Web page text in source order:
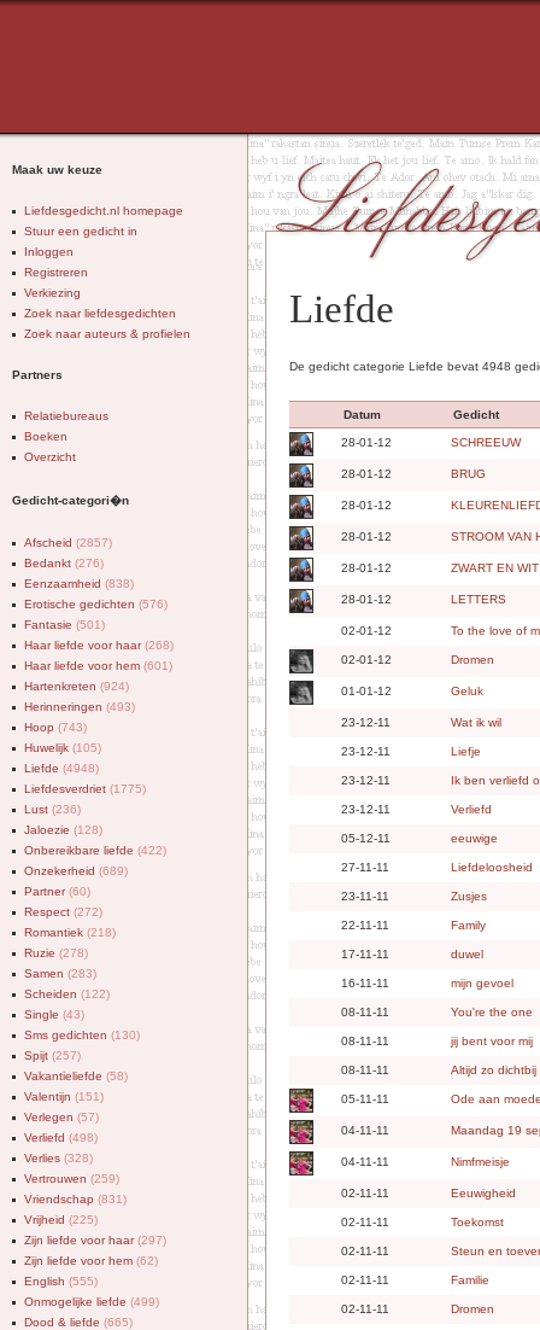
Liefde
De gedicht categorie Liefde bevat 4948
Datum Gedicht
28-01-12 SCHREEUW
28-01-12 BRUG
28-01-12
28-01-12 STROOM VAN
28-01-12 ZWART EN WIT
28-01-12 LETTERS
02-01-12 To the love of
02-01-12 Dromen
01-01-12 Geluk
23-12-11 Wat ik wil
23-12-11 Liefje
23-12-11 Ik ben verliefd
23-12-11 Verliefd
05-12-11 eeuwige
27-11-11 Liefdeloosheid
23-11-11 Zusjes
22-11-11 Family
17-11-11 duwel
16-11-11 mijn gevoel
08-11-11 You're the one
08-11-11 jij bent voor mij
08-11-11 Altijd zo dichtbij
05-11-11 Ode aan
04-11-11 Maandag 19
04-11-11 Nimfmeisje
02-11-11 Eeuwigheid
02-11-11 Toekomst
02-11-11 Steun en
02-11-11 Familie
02-11-11 Dromen
Maak uw keuze
Liefdesgedicht.nl homepage
Stuur een gedicht in
Inloggen
Registreren
Verkiezing
Zoek naar liefdesgedichten
Zoek naar auteurs & profielen
Partners
Relatiebureaus
Boeken
Overzicht
Gedicht-categori�n
Afscheid (2857)
Bedankt (276)
Eenzaamheid (838)
Erotische gedichten (576)
Fantasie (501)
Haar liefde voor haar(268)
Haar liefde voor hem (601)
Hartenkreten (924)
Herinneringen (493)
Hoop (743)
Huwelijk (105)
Liefde (4948)
Liefdesverdriet (1775)
Lust (236)
Jaloezie (128)
Onbereikbare liefde (422)
Onzekerheid (689)
Partner(60)
Respect (272)
Romantiek (218)
Ruzie (278)
Samen (283)
Scheiden (122)
Single (43)
Sms gedichten (130)
Spijt (257)
Vakantieliefde (58)
Valentijn (151)
Verlegen (57)
Verliefd (498)
Verlies (328)
Vertrouwen (259)
Vriendschap (831)
Vrijheid (225)
Zijn liefde voor haar(297)
Zijn liefde voor hem (62)
English (555)
Onmogelijke liefde (499)
Dood & liefde (665)